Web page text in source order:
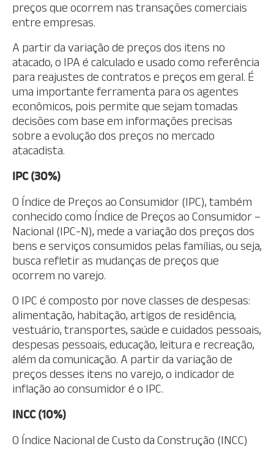
preços que ocorrem nas transações comerciais
entre empresas.
A partir da variação de preços dos itens no
atacado, o IPA é calculado e usado como referência
para reajustes de contratos e preços em geral. É
uma importante ferramenta para os agentes
econômicos, pois permite que sejam tomadas
decisões com base em informações precisas
sobre a evolução dos preços no mercado
atacadista.
IPC (30%)
O Índice de Preços ao Consumidor (IPC), também
conhecido como Índice de Preços ao Consumidor –
Nacional (IPC-N), mede a variação dos preços dos
bens e serviços consumidos pelas famílias, ou seja,
busca refletir as mudanças de preços que
ocorrem no varejo.
O IPC é composto por nove classes de despesas:
alimentação, habitação, artigos de residência,
vestuário, transportes, saúde e cuidados pessoais,
despesas pessoais, educação, leitura e recreação,
além da comunicação. A partir da variação de
preços desses itens no varejo, o indicador de
inflação ao consumidor é o IPC.
INCC (10%)
O Índice Nacional de Custo da Construção (INCC)